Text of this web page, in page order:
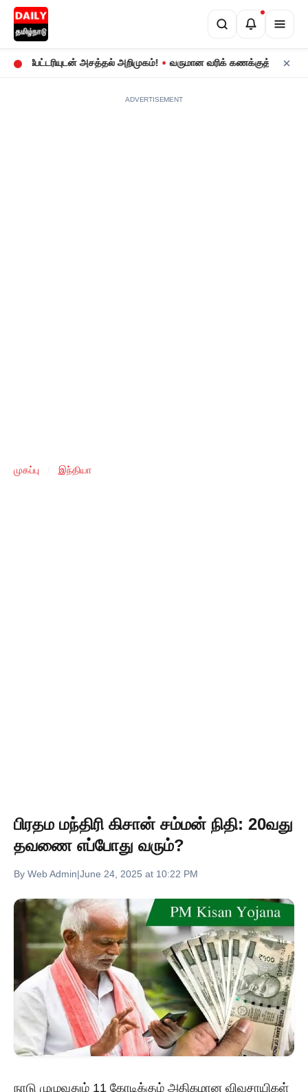
அசத்தல் அறிமுகம்! • வருமான வரிக் கணக்குத் தாக்கல்:
ADVERTISEMENT
முகப்பு இந்தியா
பிரதம மந்திரி கிசான் சம்மன் நிதி: 20வது
தவணை எப்போது வரும்?
By Web Admin|June 24, 2025 at 10:22 PM
நாடு முழுவதும் 11 கோடிக்கும் அதிகமான விவசாயிகள்